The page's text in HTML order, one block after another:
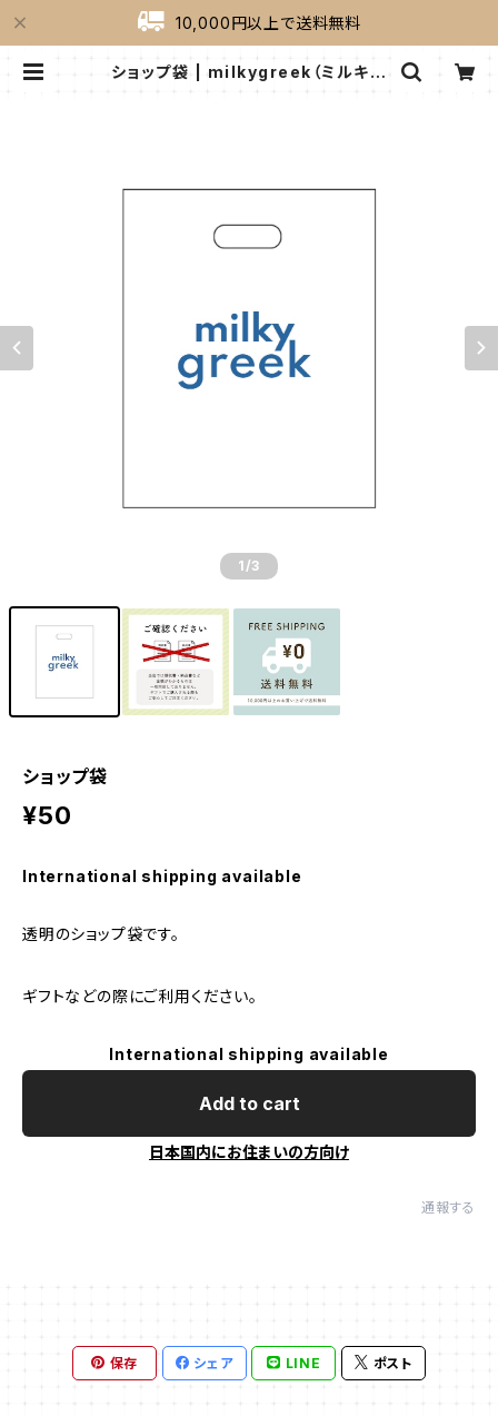
10,000円以上で送料無料
ショップ袋 | milkygreek（ミルキー
1 /3
ショップ袋
¥50
International shipping available
透明のショップ袋です。
ギフトなどの際にご利用ください。
International shipping available
Add to cart
日本国内にお住まいの方向け
通報する
保存 シェア LINE ポスト